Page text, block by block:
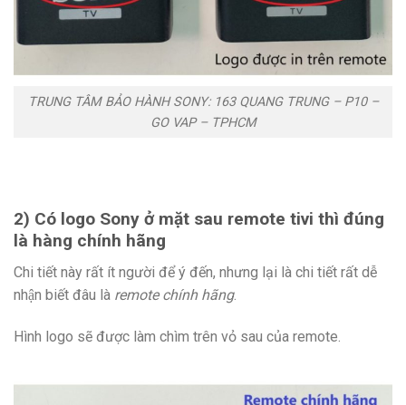
TRUNG TÂM BẢO HÀNH SONY: 163 QUANG TRUNG – P10 –
GO VAP – TPHCM
2) Có logo Sony ở mặt sau remote tivi thì đúng
là hàng chính hãng
Chi tiết này rất ít người để ý đến, nhưng lại là chi tiết rất dễ
nhận biết đâu là remote chính hãng.
Hình logo sẽ được làm chìm trên vỏ sau của remote.